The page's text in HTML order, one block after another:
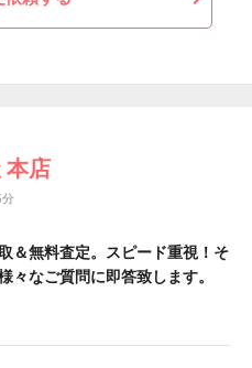
本店
＆無料査定。スピード重視！そ
々なご質問に即答致します。